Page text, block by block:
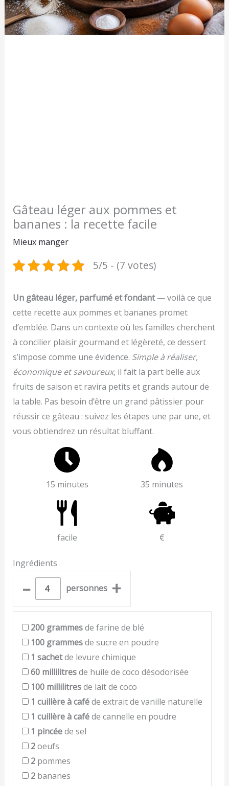
Gâteau léger aux pommes et
bananes : la recette facile
Mieux manger
5/5 - (7 votes)
Un gâteau léger, parfumé et fondant— voilà ce que
cette recette aux pommes et bananes promet
d’emblée. Dans un contexte où les familles cherchent
à concilier plaisir gourmand et légèreté, ce dessert
s’impose comme une évidence. Simple à réaliser,
économique et savoureux, il fait la part belle aux
fruits de saison et ravira petits et grands autour de
la table. Pas besoin d’être un grand pâtissier pour
réussir ce gâteau : suivez les étapes une par une, et
vous obtiendrez un résultat bluffant.
15 minutes 35 minutes
facile €
Ingrédients
– personnes +
200 grammesde farine de blé
100 grammesde sucre en poudre
1 sachetde levure chimique
60 millilitresde huile de coco désodorisée
100 millilitresde lait de coco
1 cuillère à caféde extrait de vanille naturelle
1 cuillère à caféde cannelle en poudre
1 pincéede sel
2oeufs
2pommes
2bananes